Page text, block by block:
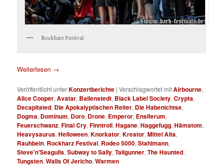
Rockharz Festival
Weiterlesen →
Veröffentlicht unterKonzertberichte |Verschlagwortet mitAirbourne,
Alice Cooper,Avatar, Ballenstedt, Black Label Society,Crypta,
Decapitated, Die Apokalyptischen Reiter, Die Habenichtse,
Dogma, Dominum, Doro, Drone, Emperor, Ensiferum,
Feuerschwanz,Final Cry,Finntroll,Hagane,Haggefugg,Hämatom,
Heavysaurus,Helloween,Knorkator,Kreator,Mittel Alta,
Rauhbein, Rockharz Festival, Rodeo 5000,Stahlmann,
Steve'n'Seagulls,Subway to Sally,Tailgunner,The Haunted,
Tungsten,Walls Of Jericho,Warmen